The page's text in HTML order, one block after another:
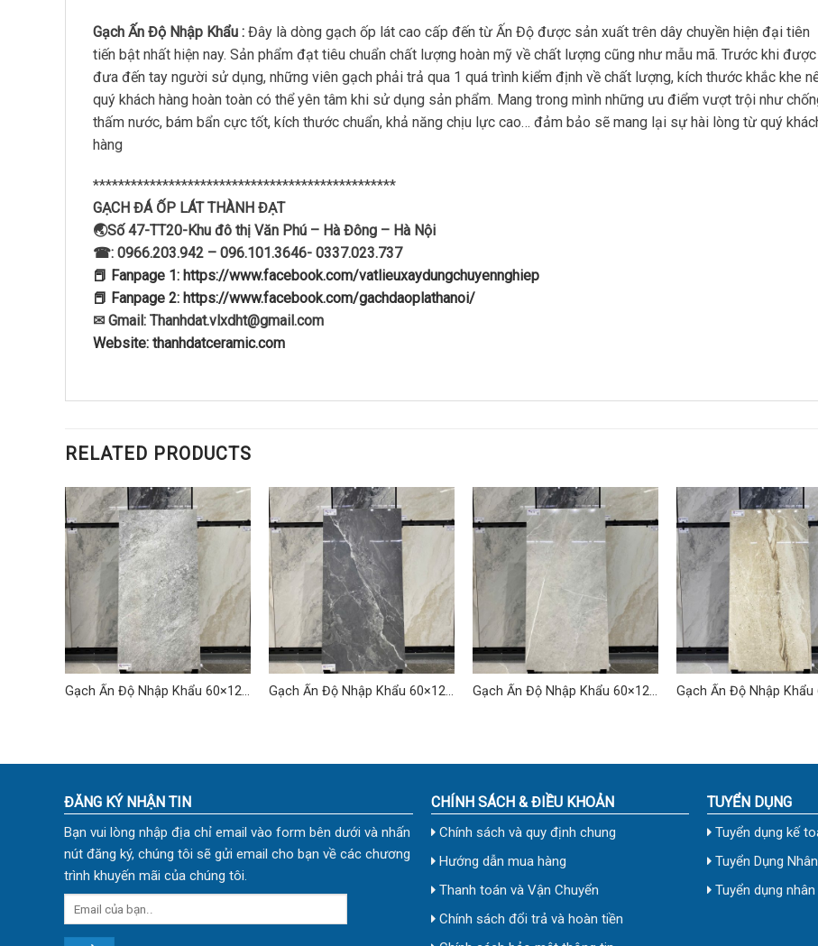
Gạch Ấn Độ Nhập Khẩu : Đây là dòng gạch ốp lát cao cấp đến từ Ấn Độ được sản xuất trên dây chuyền hiện đại tiên
tiến bật nhất hiện nay. Sản phẩm đạt tiêu chuẩn chất lượng hoàn mỹ về chất lượng cũng như mẫu mã. Trước khi được
đưa đến tay người sử dụng, những viên gạch phải trả qua 1 quá trình kiểm định về chất lượng, kích thước khắc khe
quý khách hàng hoàn toàn có thể yên tâm khi sử dụng sản phẩm. Mang trong mình những ưu điểm vượt trội như
thấm nước, bám bẩn cực tốt, kích thước chuẩn, khả năng chịu lực cao… đảm bảo sẽ mang lại sự hài lòng từ quý
hàng
************************************************
GẠCH ĐÁ ỐP LÁT THÀNH ĐẠT
🌏Số 47-TT20-Khu đô thị Văn Phú – Hà Đông – Hà Nội
☎: 0966.203.942 – 096.101.3646- 0337.023.737
📕 Fanpage 1: https://www.facebook.com/vatlieuxaydungchuyennghiep
📕 Fanpage 2: https://www.facebook.com/gachdaoplathanoi/
✉ Gmail: Thanhdat.vlxdht@gmail.com
Website: thanhdatceramic.com
RELATED PRODUCTS
Gạch Ấn Độ Nhập Khẩu 60×120
Gạch Ấn Độ Nhập Khẩu 60×120
Gạch Ấn Độ Nhập Khẩu 60×120
Gạch Ấn Độ Nhập Khẩu
ĐĂNG KÝ NHẬN TIN
Bạn vui lòng nhập địa chỉ email vào form bên dưới và nhấn
nút đăng ký, chúng tôi sẽ gửi email cho bạn về các chương
trình khuyến mãi của chúng tôi.
CHÍNH SÁCH & ĐIỀU KHOẢN
Chính sách và quy định chung
Hướng dẫn mua hàng
Thanh toán và Vận Chuyển
Chính sách đổi trả và hoàn tiền
TUYỂN DỤNG
Tuyển dụng kế
Tuyển Dụng
Tuyển dụng